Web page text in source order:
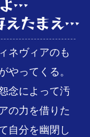
えたまえ…
ネヴィアのも
やってくる。
念によって汚
の力を借りた
自分を幽閉し